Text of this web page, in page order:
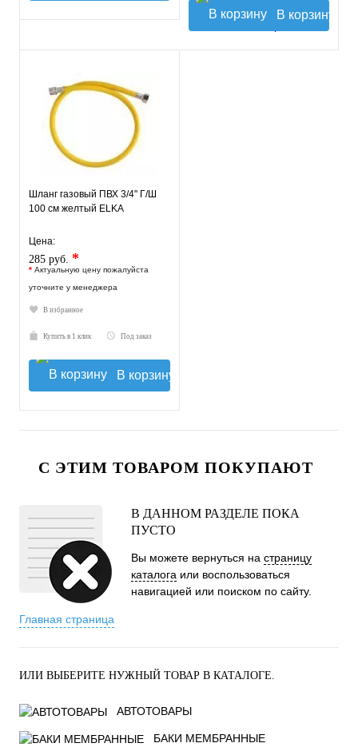
В корзину
Шланг газовый ПВХ 3/4" Г/Ш
100 см желтый ELKA
Цена:
285 руб. *
* Актуальную цену пожалуйста
уточните у менеджера
В избранное
Купить в 1 клик Под заказ
В корзину
С ЭТИМ ТОВАРОМ ПОКУПАЮТ
В ДАННОМ РАЗДЕЛЕ ПОКА
ПУСТО
Вы можете вернуться на страницу
каталога или воспользоваться
навигацией или поиском по сайту.
Главная страница
ИЛИ ВЫБЕРИТЕ НУЖНЫЙ ТОВАР В КАТАЛОГЕ.
АВТОТОВАРЫ
БАКИ МЕМБРАННЫЕ